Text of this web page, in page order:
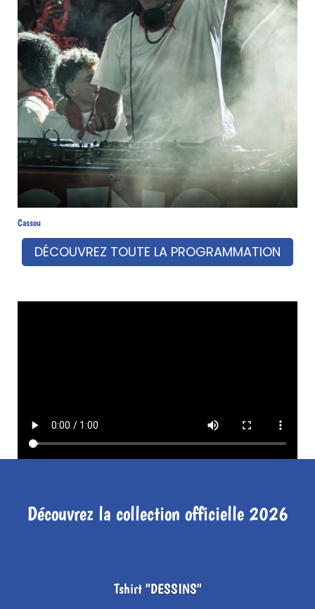
Cassou
DÉCOUVREZ TOUTE LA PROGRAMMATION
Découvrez la collection officielle 2026
Tshirt "DESSINS"